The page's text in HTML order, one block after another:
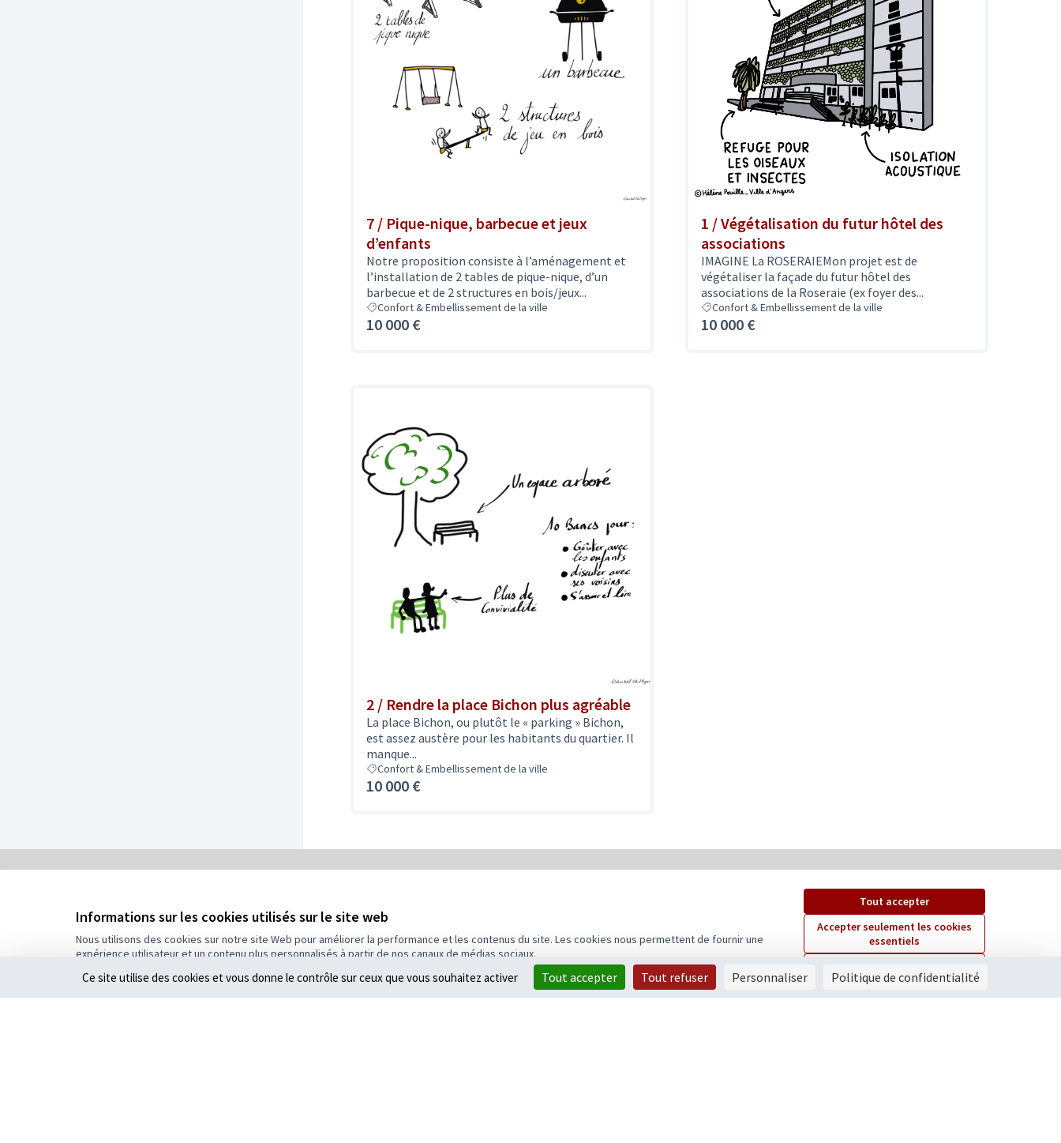
Informations sur les cookies utilisés sur le site web
Nous utilisons des cookies sur notre site Web pour améliorer la performance et les contenus du site. Les cookies nous permettent de fournir une
expérience utilisateur et un contenu plus personnalisés à partir de nos canaux de médias sociaux.
Tout accepter
Accepter seulement les cookies
essentiels
7 / Pique-nique, barbecue et jeux
d’enfants
Notre proposition consiste à l’aménagement et
l’installation de 2 tables de pique-nique, d’un
barbecue et de 2 structures en bois/jeux...
Confort & Embellissement de la ville
10 000 €
1 / Végétalisation du futur hôtel des
associations
IMAGINE La ROSERAIEMon projet est de
végétaliser la façade du futur hôtel des
associations de la Roseraie (ex foyer des...
Confort & Embellissement de la ville
10 000 €
2 / Rendre la place Bichon plus agréable
La place Bichon, ou plutôt le « parking » Bichon,
est assez austère pour les habitants du quartier. Il
manque...
Confort & Embellissement de la ville
10 000 €
Assigné
Ce site utilise des cookies et vous donne le contrôle sur ceux que vous souhaitez activer Tout accepter Tout refuser Personnaliser Politique de confidentialité